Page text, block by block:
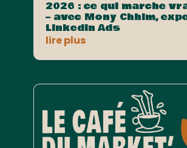
2026 : ce qui marche
– avec Mony Chhim,
LinkedIn Ads
lire plus